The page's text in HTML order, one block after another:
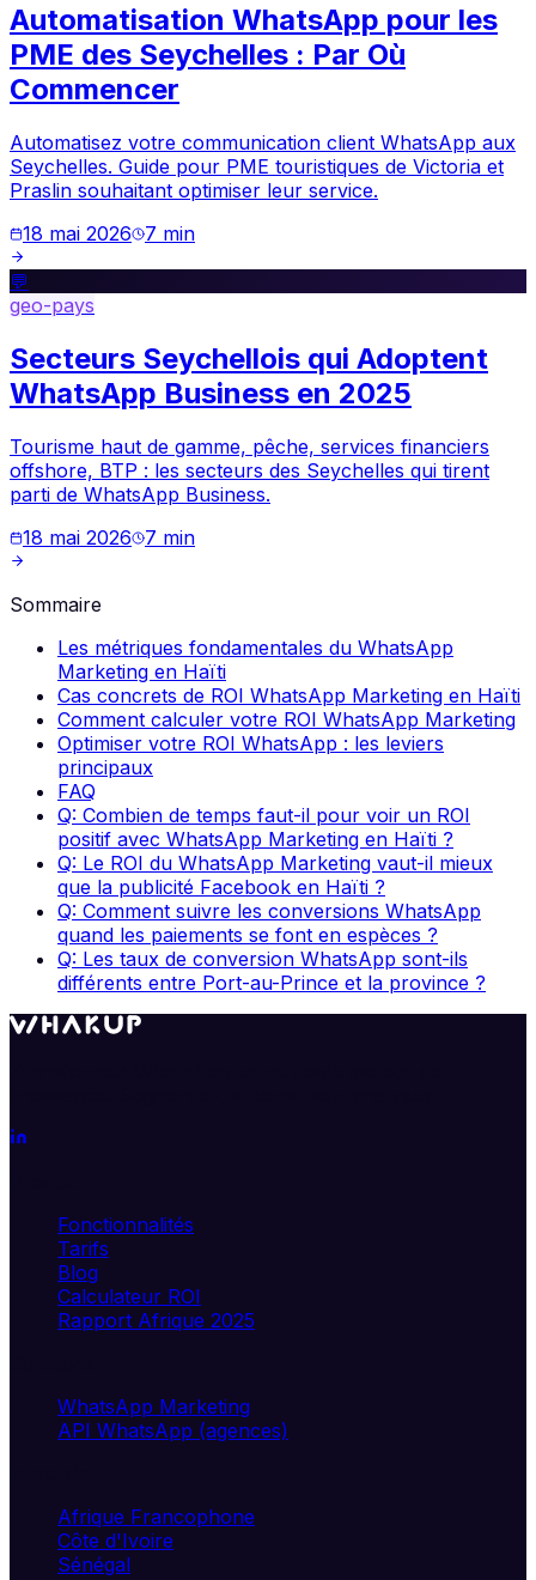
Automatisation WhatsApp pour les
PME des Seychelles : Par Où
Commencer
Automatisez votre communication client WhatsApp aux
Seychelles. Guide pour PME touristiques de Victoria et
Praslin souhaitant optimiser leur service.
18 mai 2026
7 min
💬
geo-pays
Secteurs Seychellois qui Adoptent
WhatsApp Business en 2025
Tourisme haut de gamme, pêche, services financiers
offshore, BTP : les secteurs des Seychelles qui tirent
parti de WhatsApp Business.
18 mai 2026
7 min
Sommaire
Les métriques fondamentales du WhatsApp
Marketing en Haïti
Cas concrets de ROI WhatsApp Marketing en Haïti
Comment calculer votre ROI WhatsApp Marketing
Optimiser votre ROI WhatsApp : les leviers
principaux
FAQ
Q: Combien de temps faut-il pour voir un ROI
positif avec WhatsApp Marketing en Haïti ?
Q: Le ROI du WhatsApp Marketing vaut-il mieux
que la publicité Facebook en Haïti ?
Q: Comment suivre les conversions WhatsApp
quand les paiements se font en espèces ?
Q: Les taux de conversion WhatsApp sont-ils
différents entre Port-au-Prince et la province ?
Fonctionnalités
Tarifs
Blog
Calculateur ROI
Rapport Afrique 2025
WhatsApp Marketing
API WhatsApp (agences)
Afrique Francophone
Côte d'Ivoire
Sénégal